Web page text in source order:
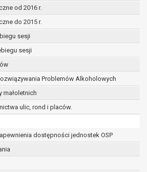
od 2016 r.
do 2015 r.
sesji
sesji
Problemów Alkoholowych
małoletnich
ulic, rond i placów.
dostępności jednostek OSP
art. 18 RODO, w przypadku gdy:
osoba, której dane dotyczą
kwestionuje prawidłowość danych
osobowych – na okres pozwalający
administratorowi sprawdzić
przetwarzanie danych jest niezgodne
z prawem, a osoba, której dane
dotyczą, sprzeciwia się usunięciu
danych, żądając w zamian ich
ograniczenia,
danych dla swoich celów, ale osoba,
której dane dotyczą, potrzebuje ich do
ustalenia, obrony lub dochodzenia
roszczeń,